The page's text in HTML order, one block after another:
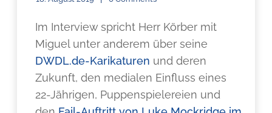
Im Interview spricht Herr Körber mit
Miguel unter anderem über seine
DWDL.de-Karikaturen und deren
Zukunft, den medialen Einfluss eines
22-Jährigen, Puppenspielereien und